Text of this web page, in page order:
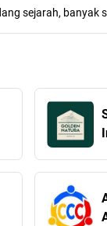
sejarah, banyak